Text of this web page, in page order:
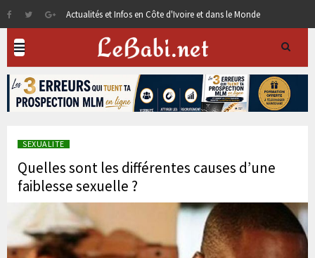
Actualités et Infos en Côte d'Ivoire et dans le Monde
SEXUALITE
Quelles sont les différentes causes d’une
faiblesse sexuelle ?